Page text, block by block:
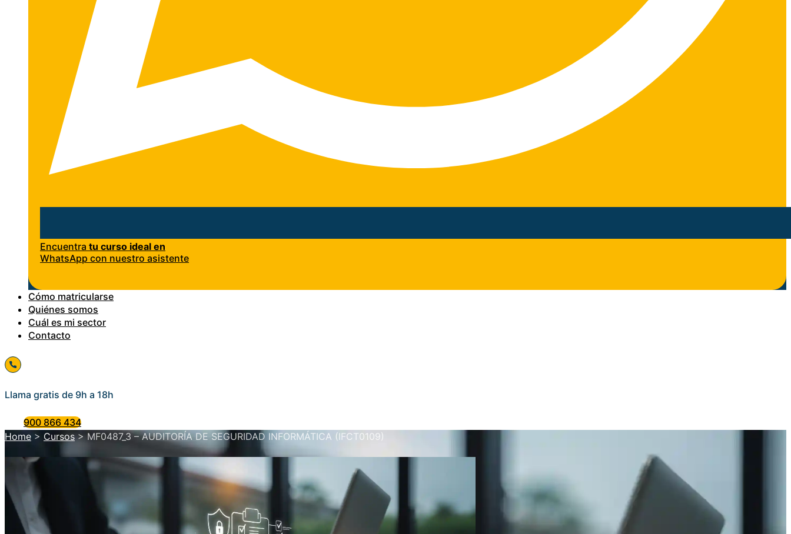
Encuentra tu curso ideal en
WhatsApp con nuestro asistente
Cómo matricularse
Quiénes somos
Cuál es mi sector
Contacto
Llama gratis de 9h a 18h
900 866 434
Home > Cursos> MF0487_3 – AUDITORÍA DE SEGURIDAD INFORMÁTICA (IFCT0109)